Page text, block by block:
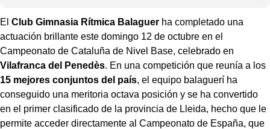
El Club Gimnasia Rítmica Balaguer ha completado una
actuación brillante este domingo 12 de octubre en el
Campeonato de Cataluña de Nivel Base, celebrado en
Vilafranca del Penedès. En una competición que reunía a los
15 mejores conjuntos del país, el equipo balaguerí ha
conseguido una meritoria octava posición y se ha convertido
en el primer clasificado de la provincia de Lleida, hecho que le
permite acceder directamente al Campeonato de España, que